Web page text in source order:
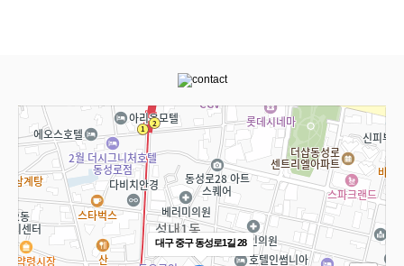
대구 중구 동성로1길 28